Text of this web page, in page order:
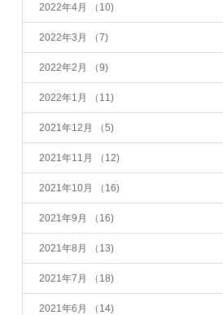
2022年4月 （10)
2022年3月 （7)
2022年2月 （9)
2022年1月 （11)
2021年12月 （5)
2021年11月 （12)
2021年10月 （16)
2021年9月 （16)
2021年8月 （13)
2021年7月 （18)
2021年6月 （14)